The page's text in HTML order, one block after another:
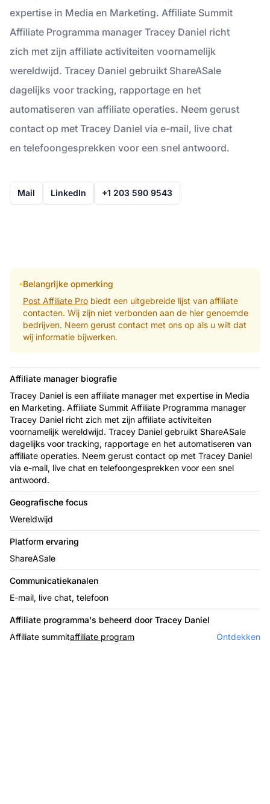
expertise in Media en Marketing. Affiliate Summit
Affiliate Programma manager Tracey Daniel richt
zich met zijn affiliate activiteiten voornamelijk
wereldwijd. Tracey Daniel gebruikt ShareASale
dagelijks voor tracking, rapportage en het
automatiseren van affiliate operaties. Neem gerust
contact op met Tracey Daniel via e-mail, live chat
en telefoongesprekken voor een snel antwoord.
Mail LinkedIn +1 203 590 9543
Belangrijke opmerking
Post Affiliate Probiedt een uitgebreide lijst van affiliate
contacten. Wij zijn niet verbonden aan de hier genoemde
bedrijven. Neem gerust contact met ons op als u wilt dat
wij informatie bijwerken.
Affiliate manager biografie
Tracey Daniel is een affiliate manager met expertise in Media
en Marketing. Affiliate Summit Affiliate Programma manager
Tracey Daniel richt zich met zijn affiliate activiteiten
voornamelijk wereldwijd. Tracey Daniel gebruikt ShareASale
dagelijks voor tracking, rapportage en het automatiseren van
affiliate operaties. Neem gerust contact op met Tracey Daniel
via e-mail, live chat en telefoongesprekken voor een snel
antwoord.
Geografische focus
Wereldwijd
Platform ervaring
ShareASale
Communicatiekanalen
E-mail, live chat, telefoon
Affiliate programma's beheerd door Tracey Daniel
Affiliate summitaffiliate program Ontdekken